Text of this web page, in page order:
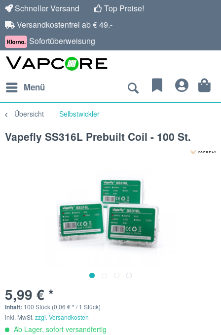
Schneller Versand
Top Preise!
Versandkostenfrei ab € 49.-
Sofortüberweisung
Menü
Übersicht Selbstwickler
Vapefly SS316L Prebuilt Coil - 100 St.
5,99 € *
Inhalt: 100 Stück (0,06 € * / 1 Stück)
inkl. MwSt. zzgl. Versandkosten
Ab Lager, sofort versandfertig